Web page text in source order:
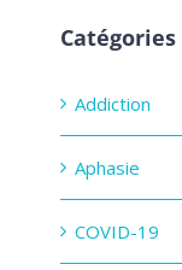
Addiction
Aphasie
COVID-19